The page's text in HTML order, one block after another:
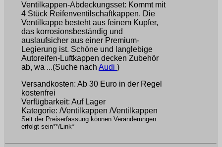
Ventilkappen-Abdeckungsset: Kommt mit
4 Stück Reifenventilschaftkappen. Die
Ventilkappe besteht aus feinem Kupfer,
das korrosionsbeständig und
auslaufsicher aus einer Premium-
Legierung ist. Schöne und langlebige
Autoreifen-Luftkappen decken Zubehör
ab, wa ...(Suche nach Audi )
Versandkosten: Ab 30 Euro in der Regel
kostenfrei
Verfügbarkeit: Auf Lager
Kategorie: /Ventilkappen /Ventilkappen
Seit der Preiserfassung können Veränderungen
erfolgt sein**/Link*